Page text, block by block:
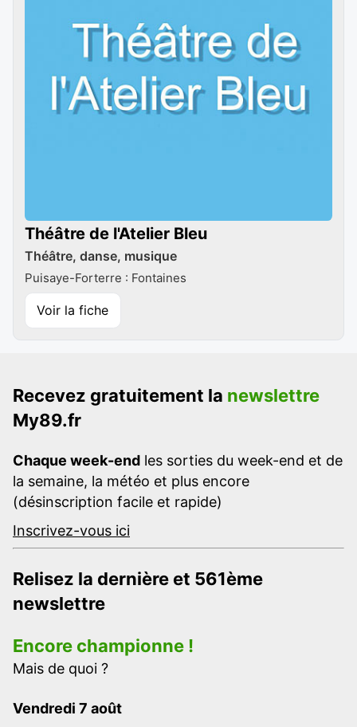
Théâtre de l'Atelier Bleu
Théâtre, danse, musique
Puisaye-Forterre : Fontaines
Voir la fiche
Recevez gratuitement la newslettre
My89.fr
Chaque week-end les sorties du week-end et de
la semaine, la météo et plus encore
(désinscription facile et rapide)
Inscrivez-vous ici
Relisez la dernière et 561ème
newslettre
Encore championne !
Mais de quoi ?
Vendredi 7 août